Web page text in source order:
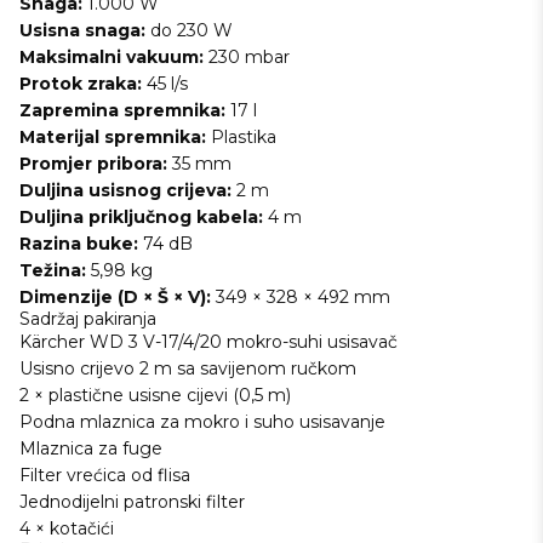
Usisna snaga: do 230 W
Maksimalni vakuum: 230 mbar
Protok zraka: 45 l/s
Zapremina spremnika: 17 l
Materijal spremnika: Plastika
Promjer pribora:35 mm
Duljina usisnog crijeva: 2 m
Duljina priključnog kabela: 4 m
Razina buke: 74 dB
Težina: 5,98 kg
Dimenzije (D × Š × V):349 × 328 × 492 mm
Sadržaj pakiranja
Kärcher WD 3 V-17/4/20 mokro-suhi usisavač
Usisno crijevo 2 m sa savijenom ručkom
2 × plastične usisne cijevi (0,5 m)
Podna mlaznica za mokro i suho usisavanje
Mlaznica za fuge
Filter vrećica od flisa
Jednodijelni patronski filter
4 × kotačići